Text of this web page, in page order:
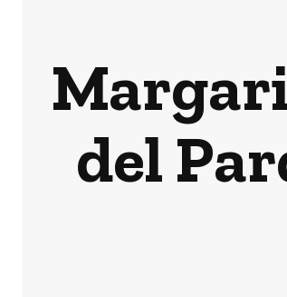
del